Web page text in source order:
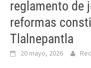
reglamento de
reformas
Tlalnepantla
20 mayo, 2026